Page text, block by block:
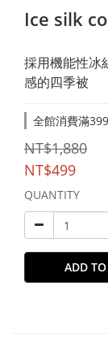
Ice silk
採用機能性冰
感的四季被
全館消費滿
NT$1,880
NT$499
QUANTITY
ADD